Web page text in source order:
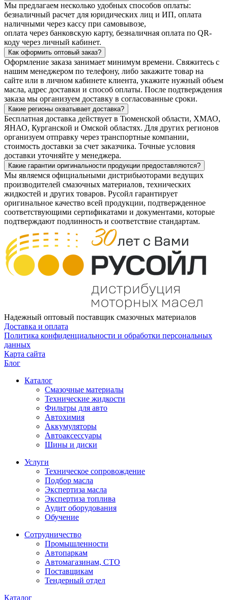
Мы предлагаем несколько удобных способов оплаты:
безналичный расчет для юридических лиц и ИП, оплата
наличными через кассу при самовывозе,
оплата через банковскую карту, безналичная оплата по QR-
коду через личный кабинет.
Как оформить оптовый заказ?
Оформление заказа занимает минимум времени. Свяжитесь с
нашим менеджером по телефону, либо закажите товар на
сайте или в личном кабинете клиента, укажите нужный объем
масла, адрес доставки и способ оплаты. После подтверждения
заказа мы организуем доставку в согласованные сроки.
Какие регионы охватывает доставка?
Бесплатная доставка действует в Тюменской области, ХМАО,
ЯНАО, Курганской и Омской областях. Для других регионов
организуем отправку через транспортные компании,
стоимость доставки за счет заказчика. Точные условия
доставки уточняйте у менеджера.
Какие гарантии оригинальности продукции предоставляются?
Мы являемся официальными дистрибьюторами ведущих
производителей смазочных материалов, технических
жидкостей и других товаров. Русойл гарантирует
оригинальное качество всей продукции, подтвержденное
соответствующими сертификатами и документами, которые
подтверждают подлинность и соответствие стандартам.
Надежный оптовый поставщик смазочных материалов
Доставка и оплата
Политика конфиденциальности и обработки персональных
данных
Карта сайта
Блог
Каталог
Смазочные материалы
Технические жидкости
Фильтры для авто
Автохимия
Аккумуляторы
Автоаксессуары
Шины и диски
Услуги
Техническое сопровождение
Подбор масла
Экспертиза масла
Экспертиза топлива
Аудит оборудования
Обучение
Сотрудничество
Промышленности
Автопаркам
Автомагазинам, СТО
Поставщикам
Тендерный отдел
Каталог